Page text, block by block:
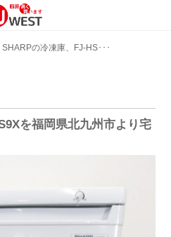
SHARPの冷凍庫、FJ-HS･･･
を福岡県北九州市より宅